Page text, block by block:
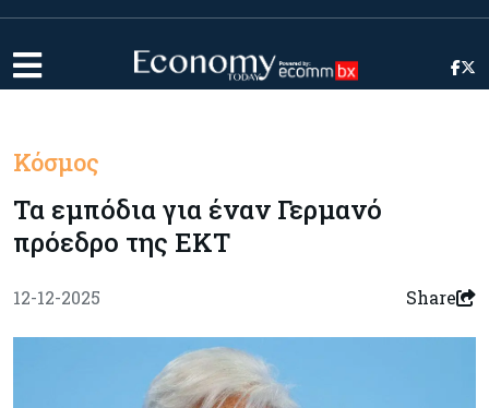
Κόσμος
Τα εμπόδια για έναν Γερμανό
πρόεδρο της ΕΚΤ
12-12-2025 Share